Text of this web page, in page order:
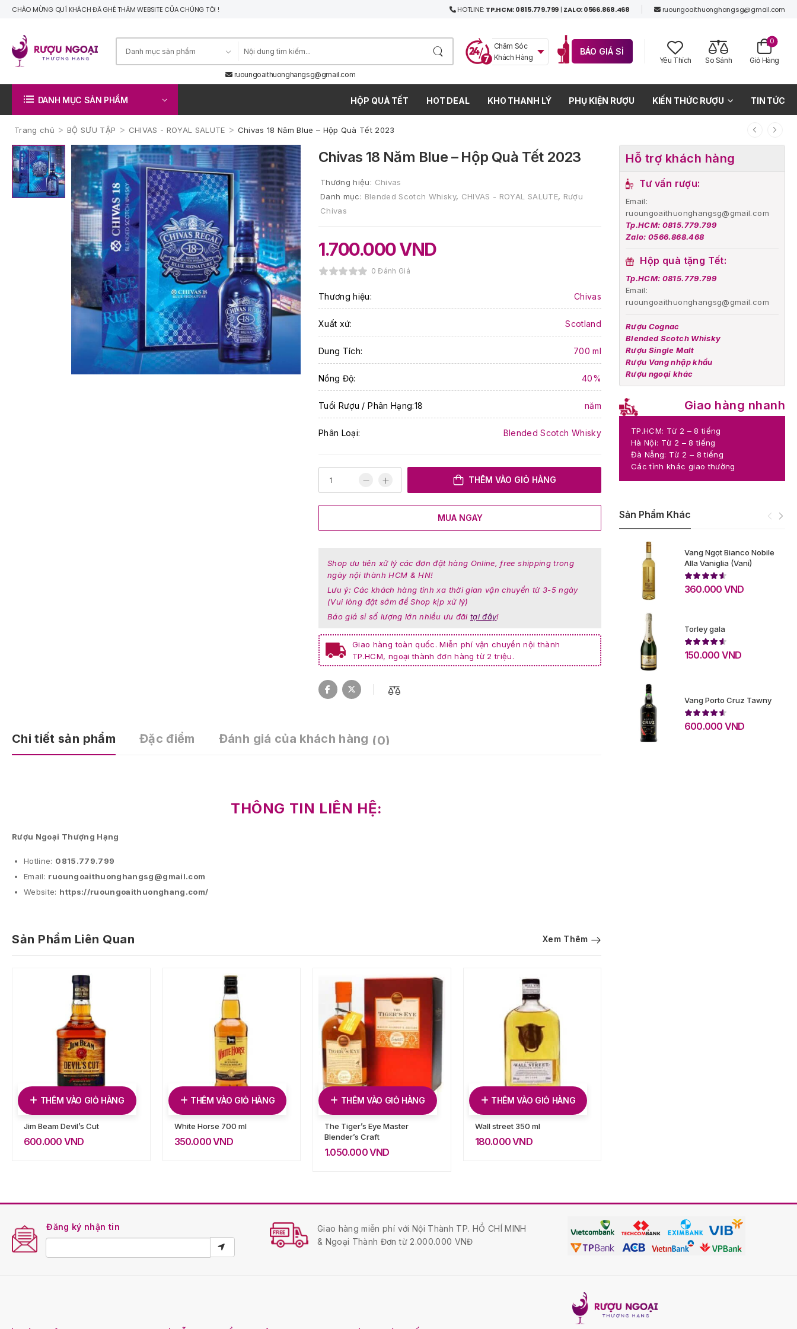
CHÀO MỪNG QUÍ KHÁCH ĐÃ GHÉ THĂM WEBSITE CỦA CHÚNG TÔI ! HOTLINE: TP.HCM: 0815.779.799 | ZALO: 0566.868.468 ruoungoaithuonghangsg@gmail.com
ruoungoaithuonghangsg@gmail.com
BÁO GIÁ SỈ
Chăm Sóc
Khách Hàng
Yêu Thích So Sánh Giỏ Hàng
0
DANH MỤC SẢN PHẨM HỘP QUÀ TẾT HOT DEAL KHO THANH LÝ PHỤ KIỆN RƯỢU KIẾN THỨC RƯỢU TIN TỨC
Trang chủ > BỘ SƯU TẬP > CHIVAS - ROYAL SALUTE > Chivas 18 Năm Blue – Hộp Quà Tết 2023
Hỗ trợ khách hàng
Tư vấn rượu:
Email:
ruoungoaithuonghangsg@gmail.com
Tp.HCM: 0815.779.799
Zalo: 0566.868.468
Hộp quà tặng Tết:
Tp.HCM: 0815.779.799
Email:
ruoungoaithuonghangsg@gmail.com
Rượu Cognac
Blended Scotch Whisky
Rượu Single Malt
Rượu Vang nhập khẩu
Rượu ngoại khác
Giao hàng nhanh
TP.HCM: Từ 2 – 8 tiếng
Hà Nội: Từ 2 – 8 tiếng
Đà Nẵng: Từ 2 – 8 tiếng
Các tỉnh khác giao thường
Sản Phẩm Khác
Vang Ngọt Bianco Nobile
Alla Vaniglia (Vani)
360.000 VND
Torley gala
150.000 VND
Vang Porto Cruz Tawny
600.000 VND
Chivas 18 Năm Blue – Hộp Quà Tết 2023
Thương hiệu: Chivas
Danh mục: Blended Scotch Whisky, CHIVAS - ROYAL SALUTE, Rượu
Chivas
1.700.000VND
0 Đánh Giá
Thương hiệu: Chivas
Xuất xứ: Scotland
Dung Tích: 700 ml
Nồng Độ: 40%
Tuổi Rượu / Phân Hạng:18 năm
Phân Loại: Blended Scotch Whisky
THÊM VÀO GIỎ HÀNG
MUA NGAY
Shop ưu tiên xữ lý các đơn đặt hàng Online, free shipping trong
ngày nội thành HCM & HN!
Lưu ý: Các khách hàng tỉnh xa thời gian vận chuyển từ 3-5 ngày
(Vui lòng đặt sớm để Shop kịp xử lý)
Báo giá sỉ số lượng lớn nhiều ưu đãi tại đây!
Giao hàng toàn quốc. Miễn phí vận chuyển nội thành
TP.HCM, ngoại thành đơn hàng từ 2 triệu.
Chi tiết sản phẩm Đặc điểm Đánh giá của khách hàng (0)
THÔNG TIN LIÊN HỆ:
Rượu Ngoại Thượng Hạng
Hotline: 0815.779.799
Email: ruoungoaithuonghangsg@gmail.com
Website: https://ruoungoaithuonghang.com/
Sản Phẩm Liên Quan Xem Thêm
THÊM VÀO GIỎ HÀNG
Jim Beam Devil’s Cut
600.000 VND
THÊM VÀO GIỎ HÀNG
White Horse 700 ml
350.000VND
THÊM VÀO GIỎ HÀNG
The Tiger’s Eye Master
Blender’s Craft
1.050.000VND
THÊM VÀO GIỎ HÀNG
Wall street 350 ml
180.000VND
Đăng ký nhận tin
Giao hàng miễn phí với Nội Thành TP. HỒ CHÍ MINH
& Ngoại Thành Đơn từ 2.000.000 VNĐ